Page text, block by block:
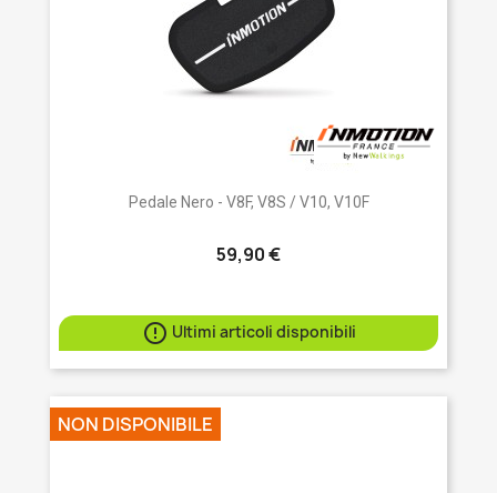
Pedale Nero - V8F, V8S / V10, V10F
59,90 €
 Ultimi articoli disponibili
NON DISPONIBILE